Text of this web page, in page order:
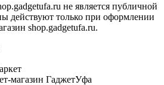
не является публичной
действуют только при оформлении
shop.gadgetufa.ru.
магазин ГаджетУфа